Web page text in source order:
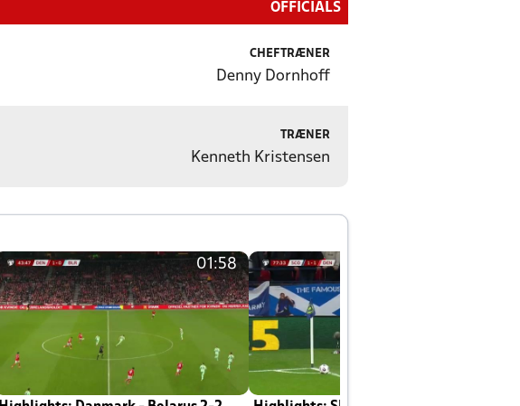
OFFICIALS
CHEFTRÆNER
Denny Dornhoff
TRÆNER
Kenneth Kristensen
01:58